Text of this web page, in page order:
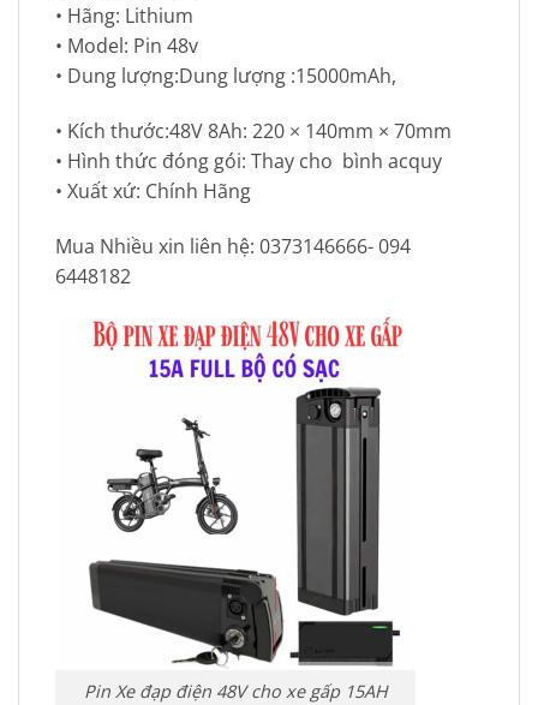
• Hãng: Lithium
• Model: Pin 48v
• Dung lượng:Dung lượng :15000mAh,
• Kích thước:48V 8Ah: 220 × 140mm × 70mm
• Hình thức đóng gói: Thay cho bình acquy
• Xuất xứ: Chính Hãng
Mua Nhiều xin liên hệ: 0373146666- 094
6448182
Pin Xe đạp điện 48V cho xe gấp 15AH